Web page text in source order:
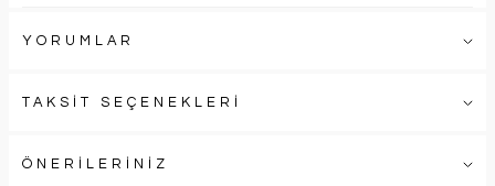
YORUMLAR
TAKSİT SEÇENEKLERİ
ÖNERİLERİNİZ